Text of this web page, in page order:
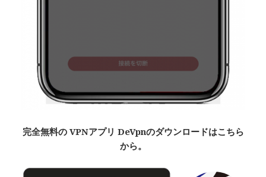
完全無料の VPNアプリ DeVpnのダウンロードはこちら
から。